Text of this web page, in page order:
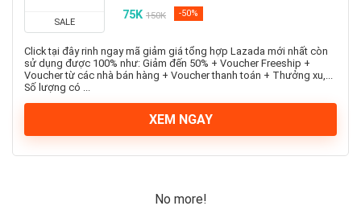
SALE
75K 150K -50%
Click tại đây rinh ngay mã giảm giá tổng hợp Lazada mới nhất còn
sử dụng được 100% như: Giảm đến 50% + Voucher Freeship +
Voucher từ các nhà bán hàng + Voucher thanh toán + Thưởng xu,...
Số lượng có ...
XEM NGAY
No more!